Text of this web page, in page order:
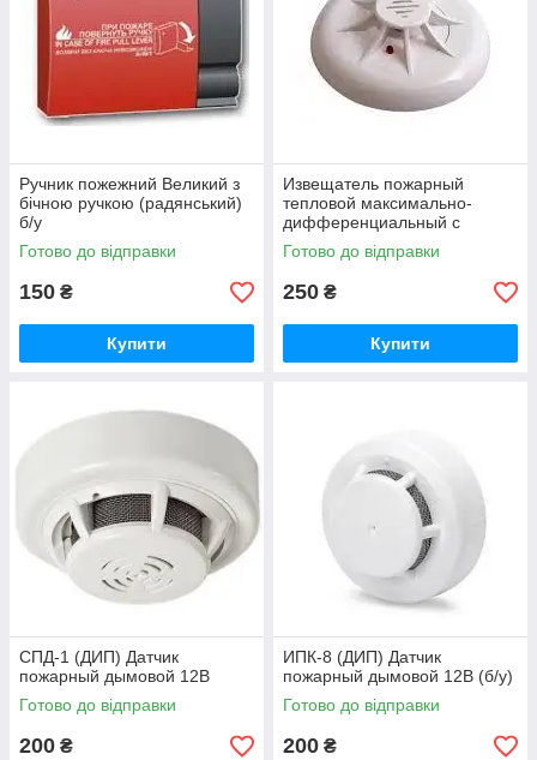
Ручник пожежний Великий з
бічною ручкою (радянський)
б/у
Готово до відправки
150 ₴
Купити
Извещатель пожарный
тепловой максимально-
дифференциальный с
индикацией дежурного
режима ТПТ-4
Готово до відправки
250 ₴
Купити
CПД-1 (ДИП) Датчик
пожарный дымовой 12В
Готово до відправки
200 ₴
ИПК-8 (ДИП) Датчик
пожарный дымовой 12В (б/у)
Готово до відправки
200 ₴